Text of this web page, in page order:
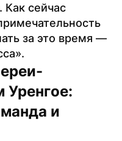
Как сейчас
за это время —
Уренгое:
и